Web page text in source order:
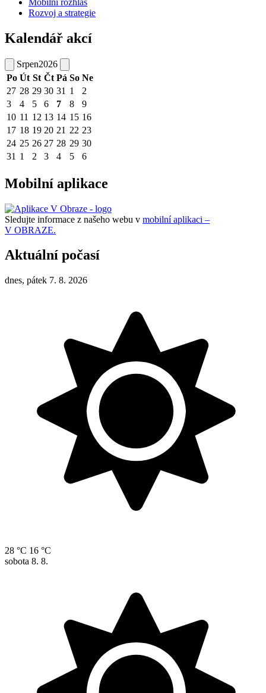
Rozvoj a strategie
Kalendář akcí
Srpen2026
Po Út St Čt Pá So Ne
27 28 29 30 31 1
2
3
4 5 6 7 8
9
10 11 12 13 14 15 16
17 18 19 20 21 22 23
24 25 26 27 28 29 30
31 1 2 3 4 5 6
Mobilní aplikace
Sledujte informace z našeho webu v mobilní aplikaci –
V OBRAZE.
Aktuální počasí
dnes, pátek 7. 8. 2026
28 °C 16 °C
sobota 8. 8.